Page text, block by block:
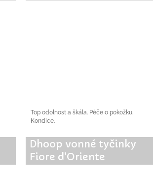
Top odolnost a škála. Péče o pokožku.
Kondice.
Dhoop vonné tyčinky
Fiore d'Oriente